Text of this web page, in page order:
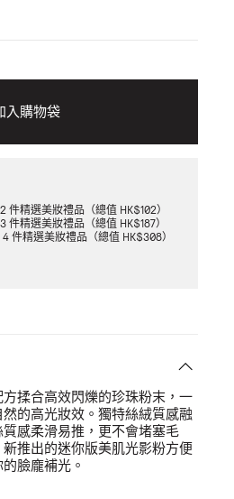
入購物袋
件精選美妝禮品（總值 HK$102）
件精選美妝禮品（總值 HK$187）
件精選美妝禮品（總值 HK$308）
揉合高效閃爍的珍珠粉末，一
的高光妝效。獨特絲絨質感融
感柔滑易推，更不會堵塞毛
推出的迷你版美肌光影粉方便
臉龐補光。